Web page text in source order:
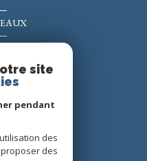
site
pendant
des
des